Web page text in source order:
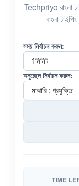
Techpriyo বাংলা
বাংলা
সময় নির্বাচন করুন:
অনুচ্ছেদ নির্বাচন করুন:
TIME